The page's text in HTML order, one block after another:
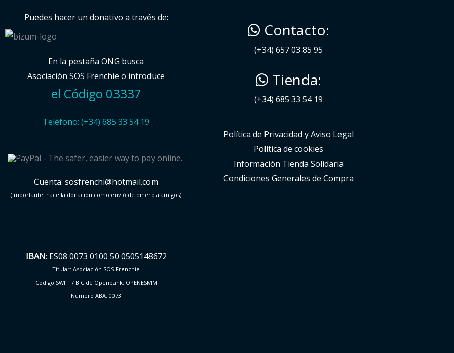
Puedes hacer un donativo a través de:
En la pestaña ONG busca
Asociación SOS Frenchie o introduce
el Código 03337
Teléfono: (+34) 685 33 54 19
Cuenta: sosfrenchi@hotmail.com
(Importante: hace la donación como envió de dinero a amigos)
IBAN: ES08 0073 0100 50 0505148672
Titular: Asociación SOS Frenchie
Código SWIFT/ BIC de Openbank: OPENESMM
Número ABA: 0073
Contacto:
(+34) 657 03 85 95
Tienda:
(+34) 685 33 54 19
Política de Privacidad y Aviso Legal
Política de cookies
Información Tienda Solidaria
Condiciones Generales de Compra